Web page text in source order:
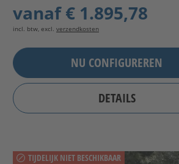
vanaf€ 1.895,78
incl. btw, excl. verzendkosten
NU CONFIGUREREN
DETAILS
TIJDELIJK NIET BESCHIKBAAR